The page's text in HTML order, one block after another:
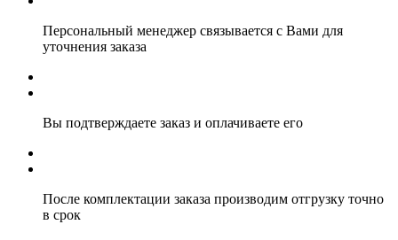
Персональный менеджер связывается с Вами для
уточнения заказа
Вы подтверждаете заказ и оплачиваете его
После комплектации заказа производим отгрузку точно
в срок